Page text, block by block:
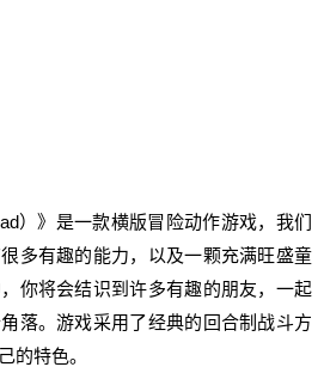
）》是一款横版冒险动作游戏，我们
多有趣的能力，以及一颗充满旺盛童
你将会结识到许多有趣的朋友，一起
落。游戏采用了经典的回合制战斗方
的特色。